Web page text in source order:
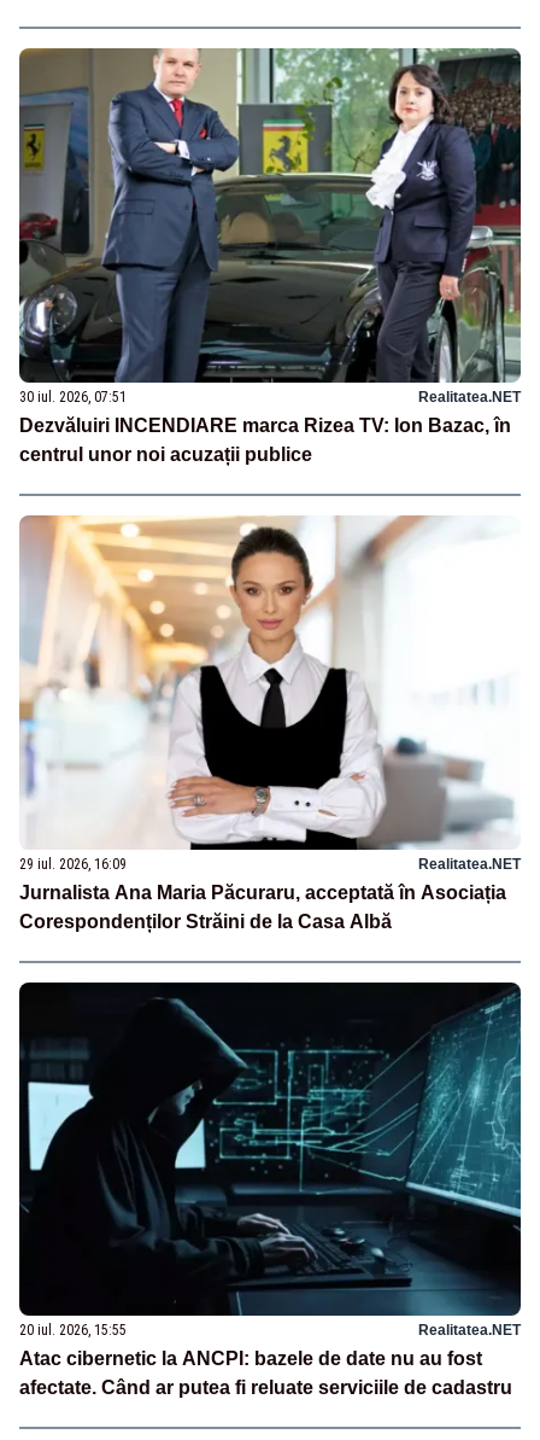
30 iul. 2026, 07:51 Realitatea.NET
Dezvăluiri INCENDIARE marca Rizea TV: Ion Bazac, în
centrul unor noi acuzații publice
29 iul. 2026, 16:09 Realitatea.NET
Jurnalista Ana Maria Păcuraru, acceptată în Asociația
Corespondenților Străini de la Casa Albă
20 iul. 2026, 15:55 Realitatea.NET
Atac cibernetic la ANCPI: bazele de date nu au fost
afectate. Când ar putea fi reluate serviciile de cadastru